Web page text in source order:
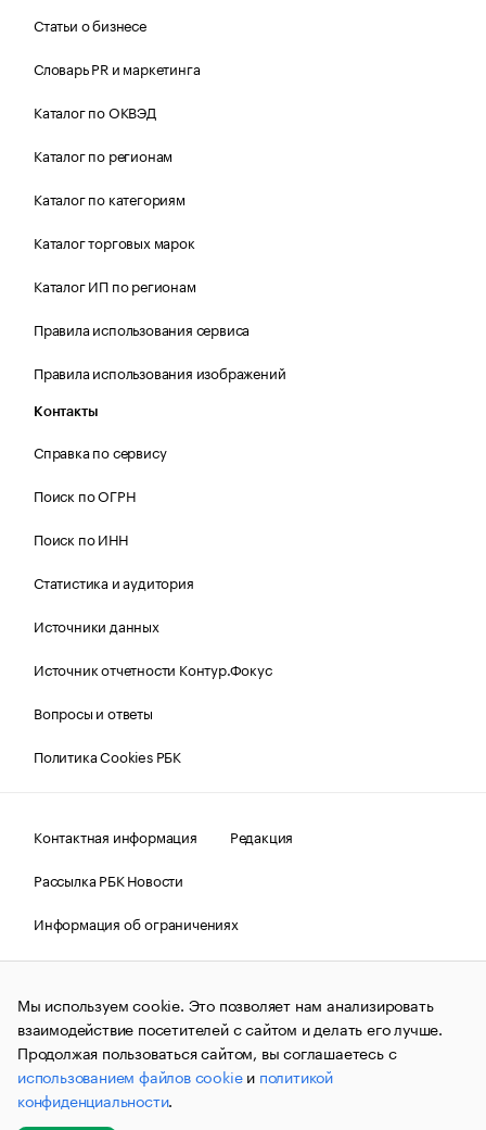
Статьи о бизнесе
Словарь PR и маркетинга
Каталог по ОКВЭД
Каталог по регионам
Каталог по категориям
Каталог торговых марок
Каталог ИП по регионам
Правила использования сервиса
Правила использования изображений
Контакты
Справка по сервису
Поиск по ОГРН
Поиск по ИНН
Статистика и аудитория
Источники данных
Источник отчетности Контур.Фокус
Вопросы и ответы
Политика Cookies РБК
Контактная информация
Редакция
Рассылка РБК Новости
Информация об ограничениях
Правовая информация
О соблюдении авторских прав
© АО «РОСБИЗНЕСКОНСАЛТИНГ»,1995–2026.Сообщения
и материалы информационного агентства «РБК»
(зарегистрировано Федеральной службой по надзору в сфере
связи, информационных технологий и массовых
коммуникаций (Роскомнадзор) 09.12.2015 за номером ИА
№ФС77-63848) сопровождаются пометкой «РБК». Отдельные
публикации могут содержать информацию,
Мы используем cookie. Это позволяет нам анализировать
взаимодействие посетителей с сайтом и делать его лучше.
Продолжая пользоваться сайтом, вы соглашаетесь с
использованием файлов cookieи политикой
конфиденциальности.